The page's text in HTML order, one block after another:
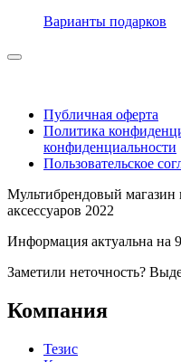
Варианты подарков
Публичная оферта
Политика
конфиденциальности
Пользовательское
Мультибрендовый
аксессуаров 2022
Информация актуальна на 9
Заметили неточность?
Компания
Тезис